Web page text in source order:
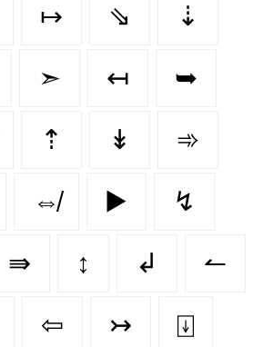
↦ ⇘ ⇣
➣ ↤ ➥
⇡ ↡ ➾
⇎ ▶️ ↯
⇛ ↕️ ↲ ↼
⇦ ↣ ⍗